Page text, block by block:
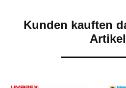
Kunden kauften